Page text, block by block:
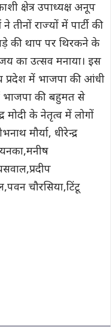
क्षेत्र उपाध्यक्ष अनूप
राज्यों में पार्टी की
की थाप पर थिरकने के
का उत्सव मनाया। इस
प्रदेश में भाजपा की आंधी
भाजपा की बहुमत से
मोदी के नेतृत्व में लोगों
मौर्या, धीरेन्द्र
चौरसिया,टिंटू